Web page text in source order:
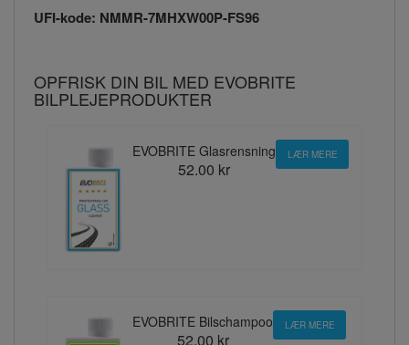
UFI-kode: NMMR-7MHXW00P-FS96
OPFRISK DIN BIL MED EVOBRITE
BILPLEJEPRODUKTER
EVOBRITE Glasrensning
52.00 kr
LÆR MERE
EVOBRITE Bilschampoo
52.00 kr
LÆR MERE